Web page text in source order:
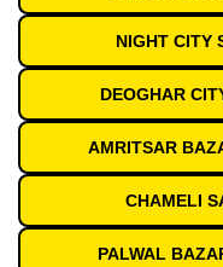
NIGHT CITY
DEOGHAR
AMRITSAR
CHAMELI
PALWAL